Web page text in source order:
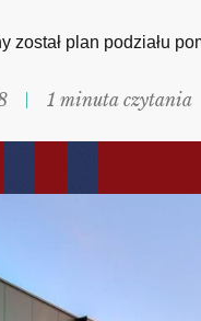
plan podziału
1 minuta czytania